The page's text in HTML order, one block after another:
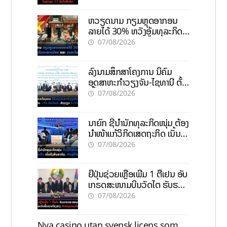
ຫວຽດນາມ ກຽມຫຼຸດອາກອນ
ລາຍໄດ້ 30% ຫວັງອູ້ມທຸລະກິດ
ຂະໜາດນ້ອຍ ແລະ ຈຸນລະ
07/08/2026
ລົງນາມສຶກສາໂຄງການ ນິຄົມ
ອຸດສາຫະກຳວຽງຈັນ-ໄຊທານີ ຕັ້ງ
ເປົ້າດຶງທຶນ 150 ລ້ານໂດລາ, ສ້າງ
07/08/2026
ນາຍົກ ຊີ້ນຳນັກທຸລະກິດໜຸ່ມ ຕ້ອງ
ນຳໜ້າແກ້ວິກິດເສດຖະກິດ ເນັ້ນດຶງ
ທຶນສາກົນ, ຫັນສູ່ດິຈິຕອນ
07/08/2026
ຍີ່ປຸ່ນຊ່ວຍເຫຼືອເພີ່ມ 1 ຕື້ເຢນ ອັບ
ເກຣດສະໜາມບິນວັດໄຕ ຮັບຮອງ
ການເຕີບໂຕ
07/08/2026